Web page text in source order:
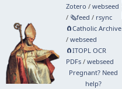
Zotero / webseed
/ 🗞️feed / rsync
🧲⁠Catholic Archive
/ webseed
🧲⁠ITOPL OCR
PDFs/ webseed
Pregnant? Need
help?